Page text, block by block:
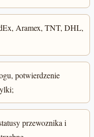
Aramex, TNT, DHL,
potwierdzenie
przewoznika i